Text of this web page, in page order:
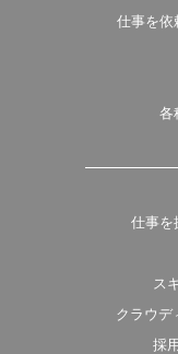
仕事を依
各
仕事を
ス
クラウデ
採